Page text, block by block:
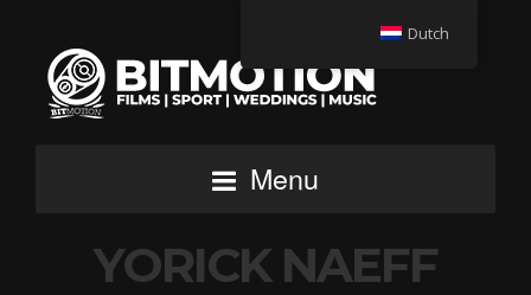
Menu
YORICK NAEFF
Dutch